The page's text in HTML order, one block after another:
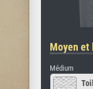
Moyen et
Médium